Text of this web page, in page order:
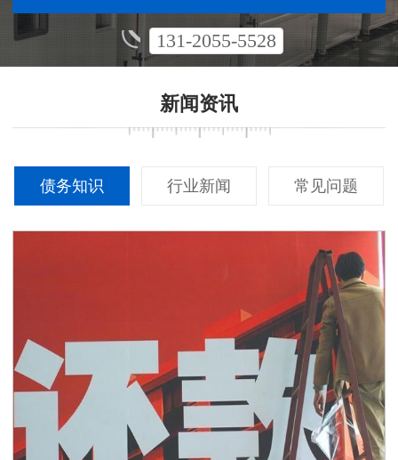
131-2055-5528
新闻资讯
债务知识 行业新闻 常见问题